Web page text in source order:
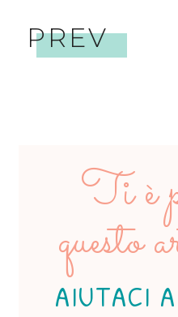
PREV
Ti è
AIUTACI A